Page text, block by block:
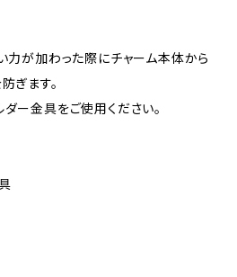
力が加わった際にチャーム本体から
ぎます。
ー金具をご使用ください。